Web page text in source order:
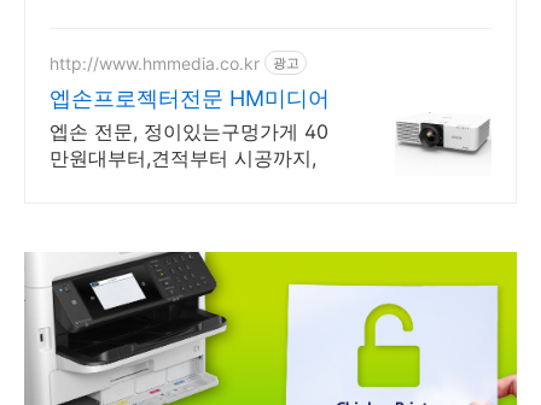
http://www.hmmedia.co.kr 광고
엡손프로젝터전문 HM미디어
엡손 전문, 정이있는구멍가게 40
만원대부터,견적부터 시공까지,